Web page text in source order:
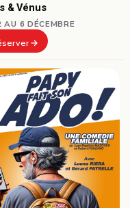
& Vénus
AU 6 DÉCEMBRE